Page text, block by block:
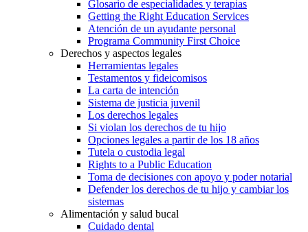
Glosario de especialidades y terapias
Getting the Right Education Services
Atención de un ayudante personal
Programa Community First Choice
Derechos y aspectos legales
Herramientas legales
Testamentos y fideicomisos
La carta de intención
Sistema de justicia juvenil
Los derechos legales
Si violan los derechos de tu hijo
Opciones legales a partir de los 18 años
Tutela o custodia legal
Rights to a Public Education
Toma de decisiones con apoyo y poder notarial
Defender los derechos de tu hijo y cambiar los
sistemas
Alimentación y salud bucal
Cuidado dental